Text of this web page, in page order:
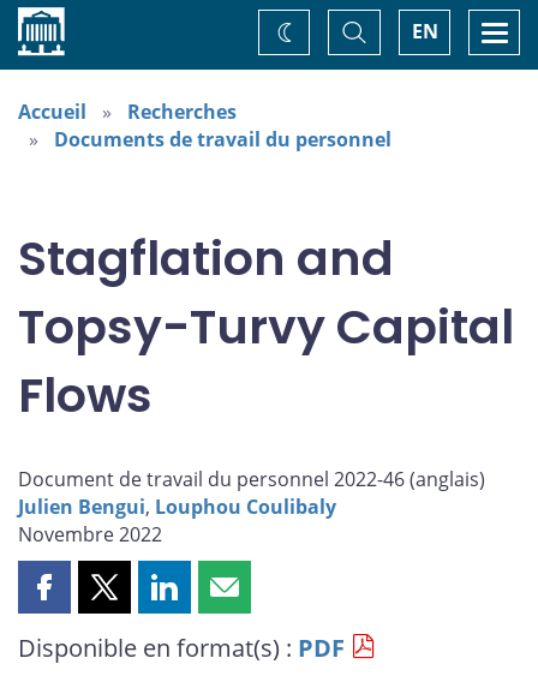
Accueil EN
Basculer
la
recherche
Changez
de
Accueil
Recherches
Documents de travail du personnel
Stagflation and
Topsy-Turvy Capital
Flows
Document de travail du personnel 2022-46 (anglais)
Julien Bengui, Louphou Coulibaly
Novembre 2022
Partager
page
Partager
page
Partager
page
Partager
page
Disponible en format(s) : PDF